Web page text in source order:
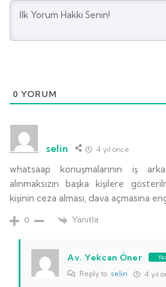
0 YORUM
selin 4 yıl önce
whatsaap konuşmalarının iş
alınmaksızın başka kişilere
kişinin ceza alması, dava açmasına
0 Yanıtla
Av. Yekcan Öner
Reply to selin 4 yıl